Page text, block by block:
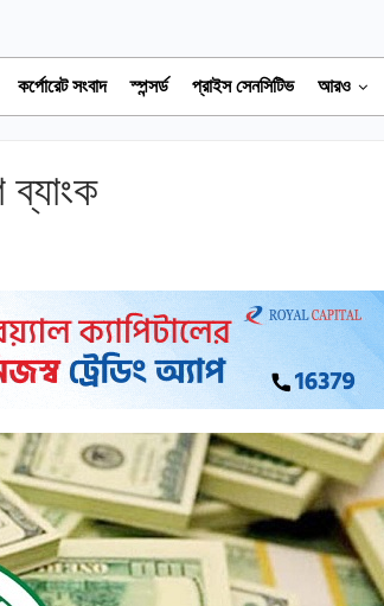
কর্পোরেট সংবাদ স্পন্সর্ড প্রাইস সেনসিটিভ আরও
ব্যাংক